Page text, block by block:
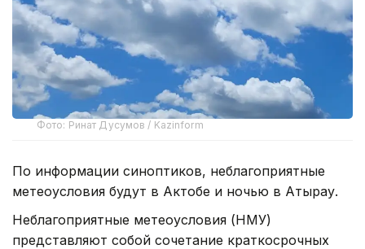
Фото: Ринат Дусумов / Kazinform
По информации синоптиков, неблагоприятные
метеоусловия будут в Актобе и ночью в Атырау.
Неблагоприятные метеоусловия (НМУ)
представляют собой сочетание краткосрочных